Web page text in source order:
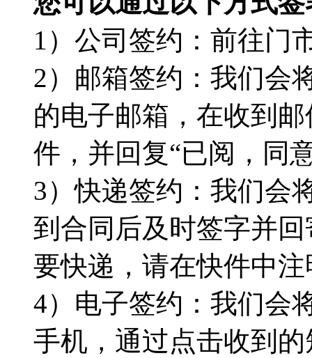
1）公司签约：前往门
2）邮箱签约：我们会
的电子邮箱，在收到
件，并回复“已阅，同
3）快递签约：我们会
到合同后及时签字并
要快递，请在快件中
4）电子签约：我们会
手机，通过点击收到